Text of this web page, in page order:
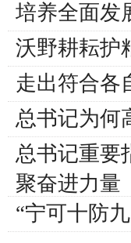
培养全面发
沃野耕耘护
走出符合各
总书记为何
总书记重要
聚奋进力量
“宁可十防